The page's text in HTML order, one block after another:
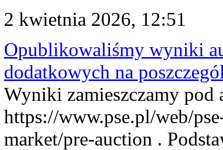
2 kwietnia 2026, 12:51
Opublikowaliśmy wyniki
dodatkowych na
Wyniki zamieszczamy pod
https://www.pse.pl/web/
market/pre-auction .